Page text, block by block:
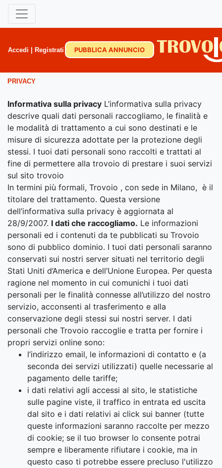
Accedi Registrati PUBBLICA ANNUNCIO
PRIVACY
Informativa sulla privacy L’informativa sulla privacy
descrive quali dati personali raccogliamo, le finalità e
le modalità di trattamento a cui sono destinati e le
misure di sicurezza adottate per la protezione degli
stessi. I tuoi dati personali sono raccolti e trattati al
fine di permettere alla trovoio di prestare i suoi servizi
sul sito trovoio
In termini più formali, Trovoio , con sede in Milano, è il
titolare del trattamento. Questa versione
dell’informativa sulla privacy è aggiornata al
28/9/2007. I dati che raccogliamo. Le informazioni
personali ed i contenuti da te pubblicati su Trovoio
sono di pubblico dominio. I tuoi dati personali saranno
conservati sui nostri server situati nel territorio degli
Stati Uniti d’America e dell’Unione Europea. Per questa
ragione nel momento in cui comunichi i tuoi dati
personali per le finalità connesse all’utilizzo del nostro
servizio, acconsenti al trasferimento e alla
conservazione degli stessi sui nostri server. I dati
personali che Trovoio raccoglie e tratta per fornire i
propri servizi online sono:
l’indirizzo email, le informazioni di contatto e (a
seconda dei servizi utilizzati) quelle necessarie al
pagamento delle tariffe;
i dati relativi agli accessi al sito, le statistiche
sulle pagine viste, il traffico in entrata ed uscita
dal sito e i dati relativi ai click sui banner (tutte
queste informazioni saranno raccolte per mezzo
di cookie; se il tuo browser lo consente potrai
sempre e liberamente rifiutare i cookie, ma in
questo caso ti potrebbe essere precluso l'utilizzo